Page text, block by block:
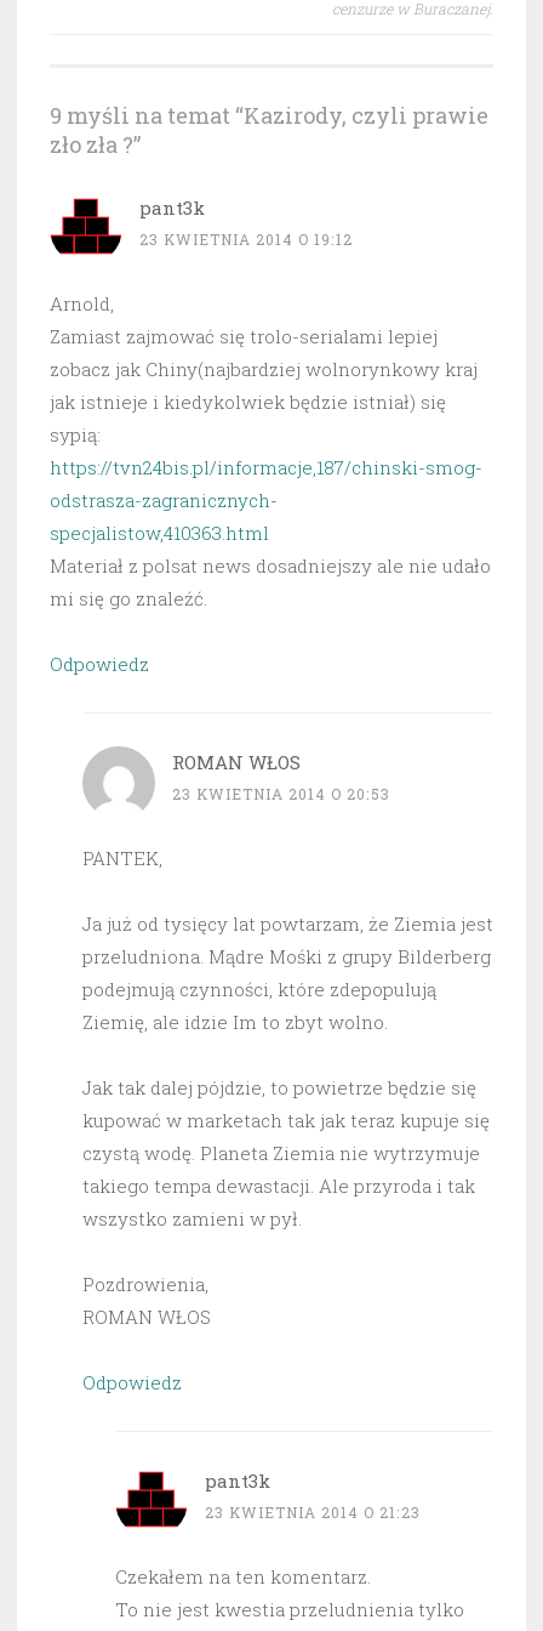
cenzurze w Buraczanej.
9 myśli na temat “Kazirody, czyli prawie
zło zła ?”
pant3k
23 KWIETNIA 2014 O 19:12
Arnold,
Zamiast zajmować się trolo-serialami lepiej
zobacz jak Chiny(najbardziej wolnorynkowy kraj
jak istnieje i kiedykolwiek będzie istniał) się
sypią:
https://tvn24bis.pl/informacje,187/chinski-smog-
odstrasza-zagranicznych-
specjalistow,410363.html
Materiał z polsat news dosadniejszy ale nie udało
mi się go znaleźć.
Odpowiedz
ROMAN WŁOS
23 KWIETNIA 2014 O 20:53
PANTEK,
Ja już od tysięcy lat powtarzam, że Ziemia jest
przeludniona. Mądre Mośki z grupy Bilderberg
podejmują czynności, które zdepopulują
Ziemię, ale idzie Im to zbyt wolno.
Jak tak dalej pójdzie, to powietrze będzie się
kupować w marketach tak jak teraz kupuje się
czystą wodę. Planeta Ziemia nie wytrzymuje
takiego tempa dewastacji. Ale przyroda i tak
wszystko zamieni w pył.
Pozdrowienia,
ROMAN WŁOS
Odpowiedz
pant3k
23 KWIETNIA 2014 O 21:23
Czekałem na ten komentarz.
To nie jest kwestia przeludnienia tylko